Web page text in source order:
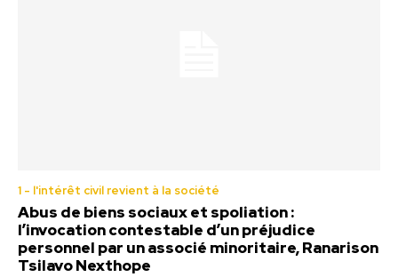
1 - l'intérêt civil revient à la société
Abus de biens sociaux et spoliation :
l’invocation contestable d’un préjudice
personnel par un associé minoritaire, Ranarison
Tsilavo Nexthope